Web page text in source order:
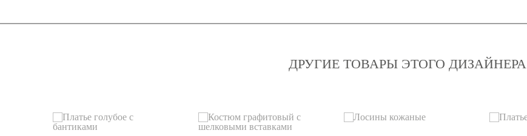
ДРУГИЕ ТОВАРЫ ЭТОГО ДИЗАЙНЕРА